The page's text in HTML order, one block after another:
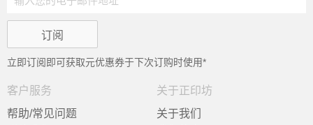
立即订阅即可获取元优惠券于下次订购时使用*
客户服务
帮助/常见问题
关于正印坊
关于我们